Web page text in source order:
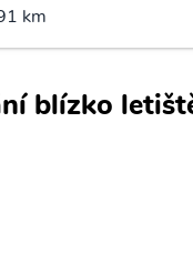
km
blízko